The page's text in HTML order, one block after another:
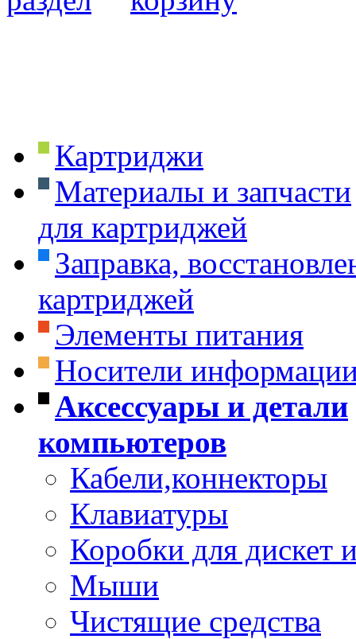
Картриджи
Материалы и запчасти
для картриджей
Заправка,
картриджей
Элементы питания
Носители
Аксессуары и детали
компьютеров
Кабели,коннекторы
Клавиатуры
Коробки для дискет
Мыши
Чистящие средства